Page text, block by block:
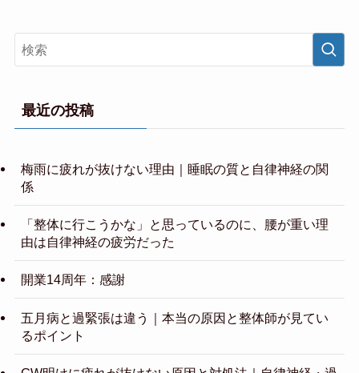
最近の投稿
梅雨に疲れが抜けない理由｜睡眠の質と自律神経の関
係
「整体に行こうかな」と思っているのに、腰が重い理
由は自律神経の疲労だった
開業14周年：感謝
五月病と過緊張は違う｜本当の原因と整体師が見てい
るポイント